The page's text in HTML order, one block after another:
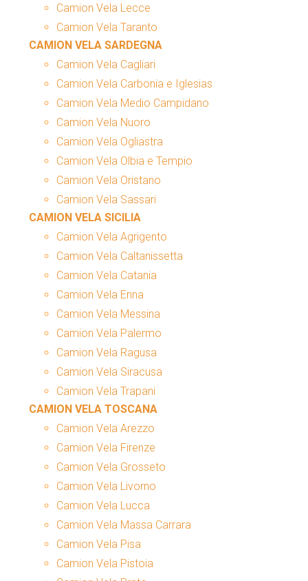
Camion Vela Lecce
Camion Vela Taranto
CAMION VELA SARDEGNA
Camion Vela Cagliari
Camion Vela Carbonia e Iglesias
Camion Vela Medio Campidano
Camion Vela Nuoro
Camion Vela Ogliastra
Camion Vela Olbia e Tempio
Camion Vela Oristano
Camion Vela Sassari
CAMION VELA SICILIA
Camion Vela Agrigento
Camion Vela Caltanissetta
Camion Vela Catania
Camion Vela Enna
Camion Vela Messina
Camion Vela Palermo
Camion Vela Ragusa
Camion Vela Siracusa
Camion Vela Trapani
CAMION VELA TOSCANA
Camion Vela Arezzo
Camion Vela Firenze
Camion Vela Grosseto
Camion Vela Livorno
Camion Vela Lucca
Camion Vela Massa Carrara
Camion Vela Pisa
Camion Vela Pistoia